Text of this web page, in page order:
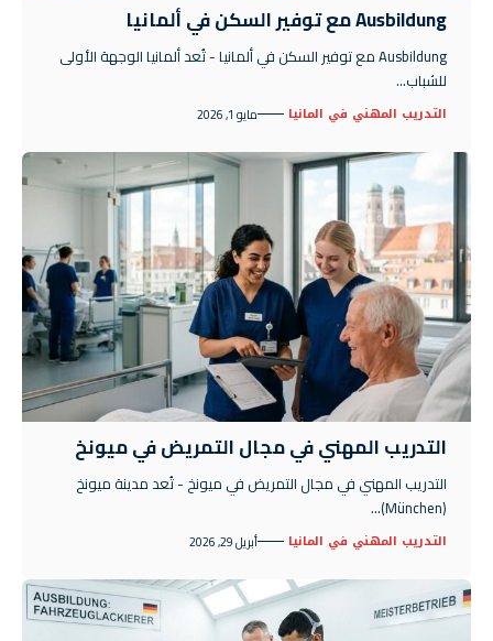
Ausbildung مع توفير السكن في ألمانيا
Ausbildung مع توفير السكن في ألمانيا - تُعد ألمانيا الوجهة الأولى
للشباب…
التدريب المهني في المانيا مايو 1, 2026
التدريب المهني في مجال التمريض في ميونخ
التدريب المهني في مجال التمريض في ميونخ - تُعد مدينة ميونخ
(München)…
التدريب المهني في المانيا أبريل 29, 2026